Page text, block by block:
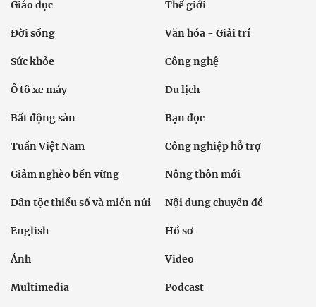
Giáo dục Thế giới
Đời sống Văn hóa - Giải trí
Sức khỏe Công nghệ
Ô tô xe máy Du lịch
Bất động sản Bạn đọc
Tuần Việt Nam Công nghiệp hỗ trợ
Giảm nghèo bền vững Nông thôn mới
Dân tộc thiểu số và miền núi Nội dung chuyên đề
English Hồ sơ
Ảnh Video
Multimedia Podcast